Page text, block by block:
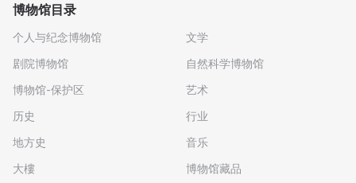
博物馆目录
个人与纪念博物馆
剧院博物馆
博物馆-保护区
历史
地方史
大樓
文学
自然科学博物馆
艺术
行业
音乐
博物馆藏品